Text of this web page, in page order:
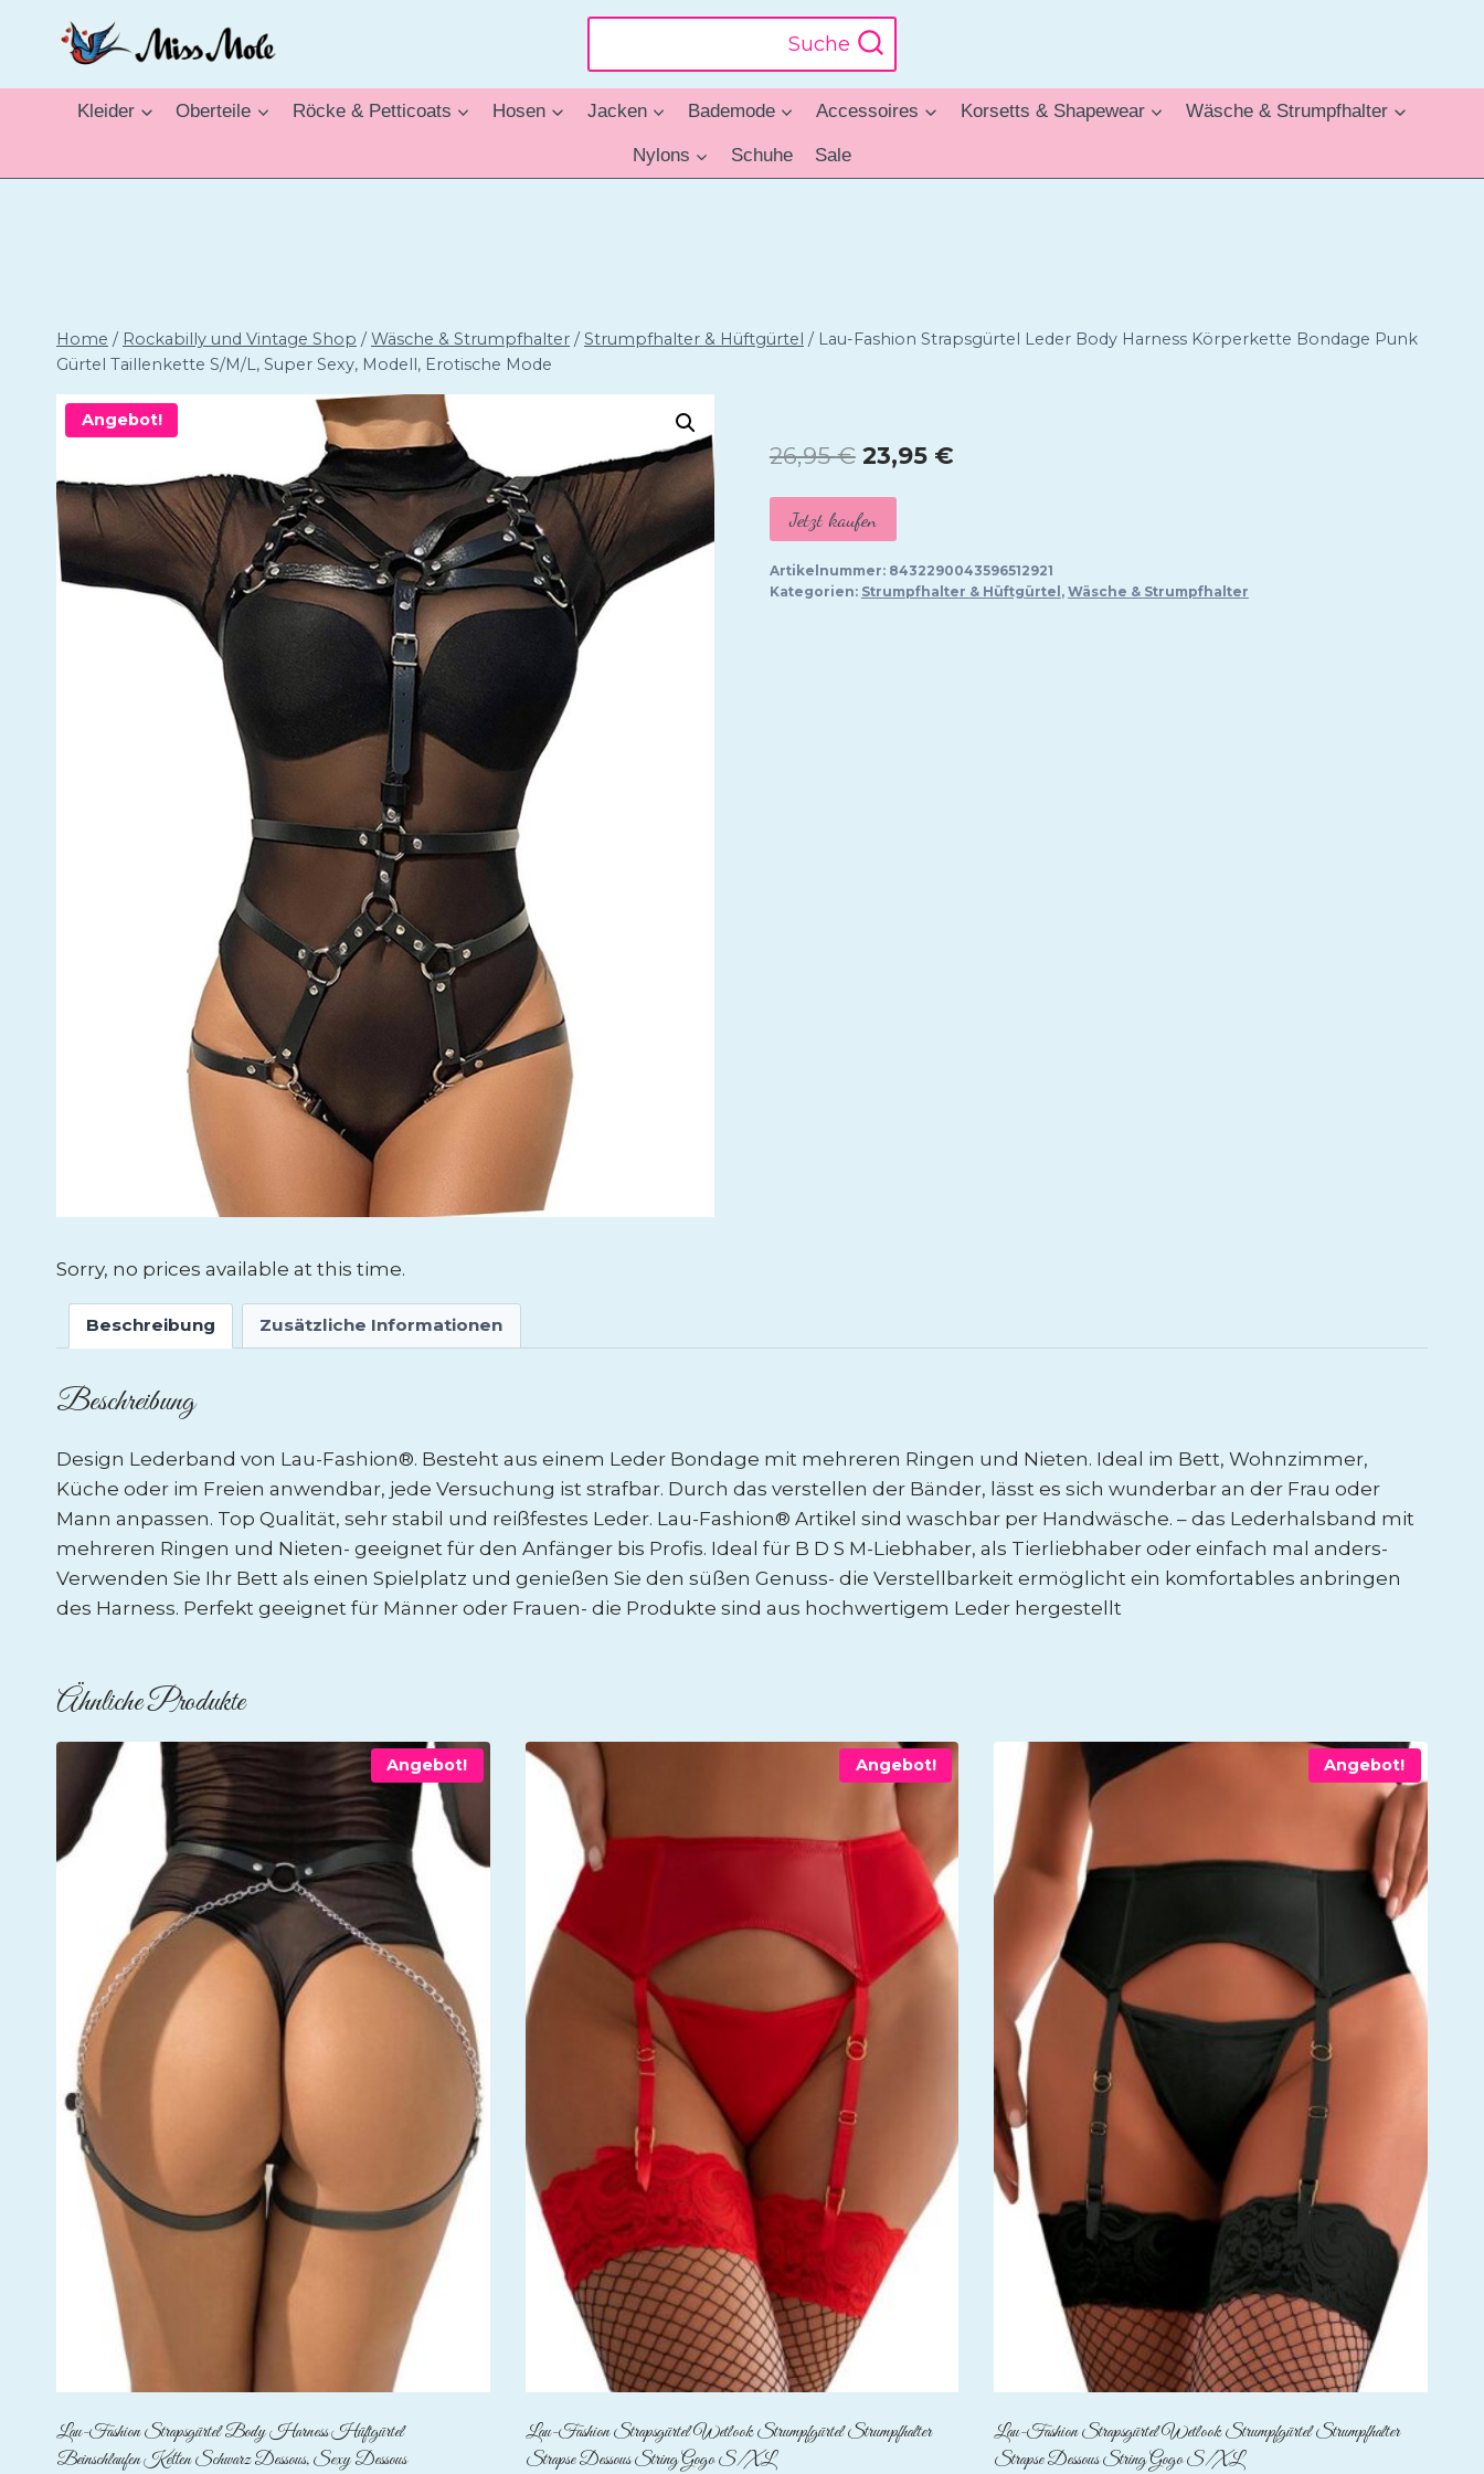
Suche
Kleider Oberteile Röcke & Petticoats Hosen Jacken Bademode Accessoires Korsetts & Shapewear Wäsche & Strumpfhalter
Nylons Schuhe Sale
Home / Rockabilly und Vintage Shop / Wäsche & Strumpfhalter / Strumpfhalter & Hüftgürtel / Lau-Fashion Strapsgürtel Leder Body Harness Körperkette Bondage Punk
Gürtel Taillenkette S/M/L, Super Sexy, Modell, Erotische Mode
Angebot!
26,95€ Ursprünglicher
Preis
war:
26,95 €
23,95 €Aktueller
23,95 €.
Jetzt kaufen
Artikelnummer: 8432290043596512921
Kategorien: Strumpfhalter & Hüftgürtel , Wäsche & Strumpfhalter
Sorry, no prices available at this time.
Beschreibung Zusätzliche Informationen
Beschreibung
Design Lederband von Lau-Fashion®. Besteht aus einem Leder Bondage mit mehreren Ringen und Nieten. Ideal im Bett, Wohnzimmer,
Küche oder im Freien anwendbar, jede Versuchung ist strafbar. Durch das verstellen der Bänder, lässt es sich wunderbar an der Frau oder
Mann anpassen. Top Qualität, sehr stabil und reißfestes Leder. Lau-Fashion® Artikel sind waschbar per Handwäsche. – das Lederhalsband mit
mehreren Ringen und Nieten- geeignet für den Anfänger bis Profis. Ideal für B D S M-Liebhaber, als Tierliebhaber oder einfach mal anders-
Verwenden Sie Ihr Bett als einen Spielplatz und genießen Sie den süßen Genuss- die Verstellbarkeit ermöglicht ein komfortables anbringen
des Harness. Perfekt geeignet für Männer oder Frauen- die Produkte sind aus hochwertigem Leder hergestellt
Ähnliche Produkte
Angebot!
Lau-Fashion Strapsgürtel Body Harness Hüftgürtel
Beinschlaufen Ketten Schwarz Dessous, Sexy Dessous
Angebot!
Lau-Fashion Strapsgürtel Wetlook Strumpfgürtel Strumpfhalter
Strapse Dessous String Gogo S/XL
Angebot!
Lau-Fashion Strapsgürtel Wetlook Strumpfgürtel Strumpfhalter
Strapse Dessous String Gogo S/XL